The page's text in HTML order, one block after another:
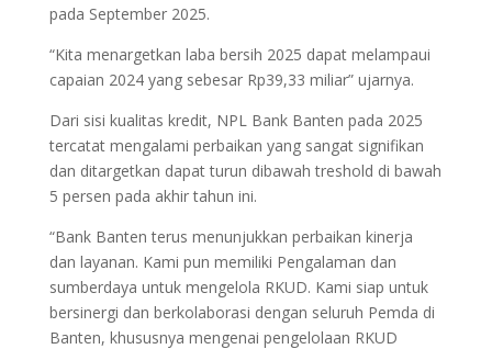
pada September 2025.
“Kita menargetkan laba bersih 2025 dapat melampaui
capaian 2024 yang sebesar Rp39,33 miliar” ujarnya.
Dari sisi kualitas kredit, NPL Bank Banten pada 2025
tercatat mengalami perbaikan yang sangat signifikan
dan ditargetkan dapat turun dibawah treshold di bawah
5 persen pada akhir tahun ini.
“Bank Banten terus menunjukkan perbaikan kinerja
dan layanan. Kami pun memiliki Pengalaman dan
sumberdaya untuk mengelola RKUD. Kami siap untuk
bersinergi dan berkolaborasi dengan seluruh Pemda di
Banten, khususnya mengenai pengelolaan RKUD